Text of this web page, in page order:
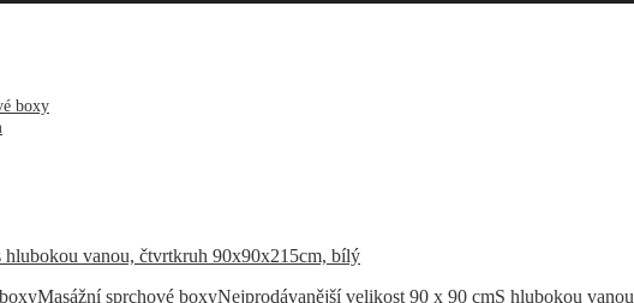
Kč.
boxy
Masážní sprchové boxyNejprodávanější velikost 90 x 90 cmS hlubokou vanou